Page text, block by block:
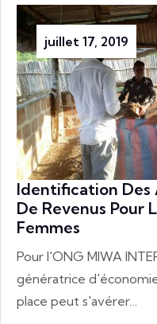
juillet 17, 2019
Identification
De Revenus Pour
Femmes
Pour l'ONG MIWA
génératrice
place peut s'avérer…